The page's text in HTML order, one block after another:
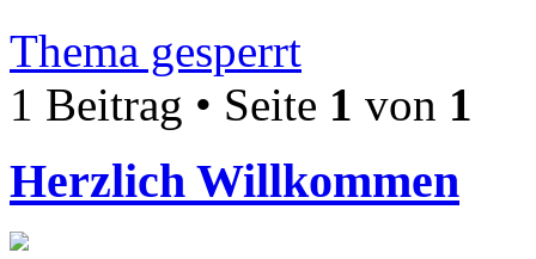
Thema gesperrt
1 Beitrag • Seite 1 von 1
Herzlich Willkommen